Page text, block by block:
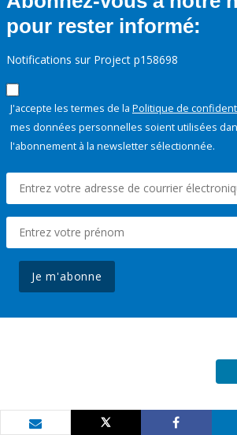
pour rester informé:
Notifications sur Project p158698
J'accepte les termes de la Politique de
mes données personnelles soient utilisées
l'abonnement à la newsletter sélectionnée.
Je m'abonne